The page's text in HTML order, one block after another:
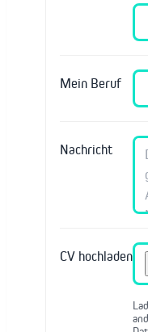
Mein Beruf
Nachricht
CV hochladen